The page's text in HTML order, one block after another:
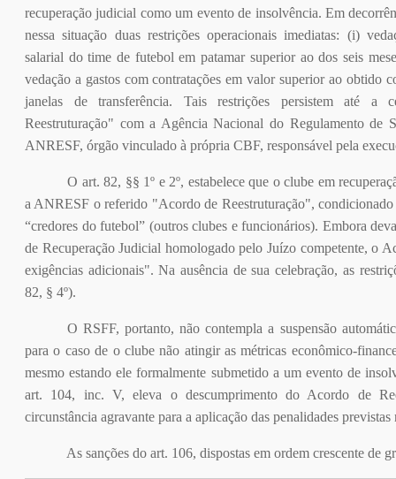
recuperação judicial como um evento de insolvência. Em
nessa situação duas restrições operacionais imediatas: (i)
salarial do time de futebol em patamar superior ao dos seis
vedação a gastos com contratações em valor superior ao obtido
janelas de transferência. Tais restrições persistem até a
Reestruturação" com a Agência Nacional do Regulamento de
ANRESF, órgão vinculado à própria CBF, responsável pela
O art. 82, §§ 1º e 2º, estabelece que o clube em
a ANRESF o referido "Acordo de Reestruturação", condicionado
“credores do futebol” (outros clubes e funcionários). Embora
de Recuperação Judicial homologado pelo Juízo competente, o
exigências adicionais". Na ausência de sua celebração, as
82, § 4º).
O RSFF, portanto, não contempla a suspensão
para o caso de o clube não atingir as métricas econômico-
mesmo estando ele formalmente submetido a um evento de
art. 104, inc. V, eleva o descumprimento do Acordo de
circunstância agravante para a aplicação das penalidades
As sanções do art. 106, dispostas em ordem crescente de